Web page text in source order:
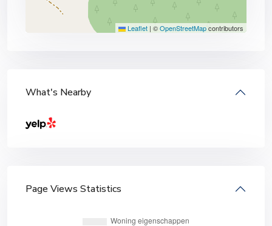
Leaflet | ©OpenStreetMapcontributors
What's Nearby
Page Views Statistics